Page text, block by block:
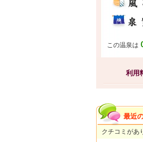
この温泉は
利用
最近
クチコミがあ